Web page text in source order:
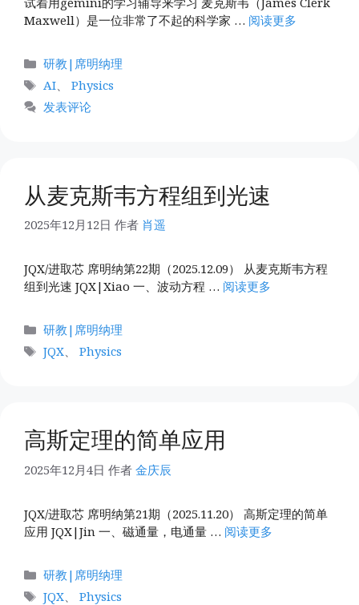
Maxwell）是一位非常了不起的科学家 … 阅读更多
分
类
研教|席明纳理
标
签
AI
Physics
发表评论
从麦克斯韦方程组到光速
2025年12月12日 作者 肖遥
JQX/进取芯 席明纳第22期（2025.12.09） 从麦克斯韦方程
组到光速 JQX|Xiao 一、波动方程 … 阅读更多
分
类
研教|席明纳理
标
JQX、 Physics
高斯定理的简单应用
2025年12月4日 作者 金庆辰
JQX/进取芯 席明纳第21期（2025.11.20） 高斯定理的简单
应用 JQX|Jin 一、磁通量，电通量 … 阅读更多
分
类
研教|席明纳理
标
JQX Physics